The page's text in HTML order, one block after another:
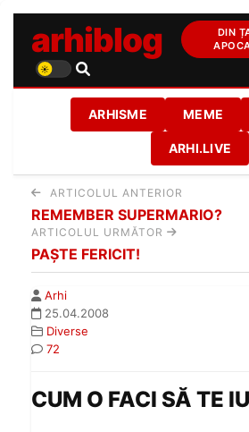
arhiblog
DIN
ARHISME MEME
ARHI.LIVE
ARTICOLUL ANTERIOR
REMEMBER SUPERMARIO?
ARTICOLUL URMĂTOR
PAŞTE FERICIT!
Arhi
25.04.2008
Diverse
72
CUM O FACI SĂ TE